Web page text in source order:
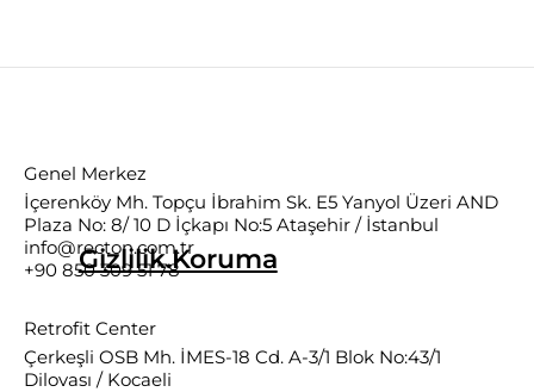
Retrofit Center
Çerkeşli OSB Mh. İMES-18 Cd. A-3/1 Blok No:43/1
Dilovası / Kocaeli
Genel Merkez
İçerenköy Mh. Topçu İbrahim Sk. E5 Yanyol Üzeri AND
Plaza No: 8/ 10 D İçkapı No:5 Ataşehir / İstanbul
info@recton.com.tr
+90 850 309 51 78
Gizlilik.Koruma